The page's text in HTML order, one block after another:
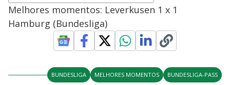
Opens in new window
Melhores momentos: Leverkusen 1 x 1
Hamburg (Bundesliga)
BUNDESLIGA MELHORES MOMENTOS BUNDESLIGA-PASS